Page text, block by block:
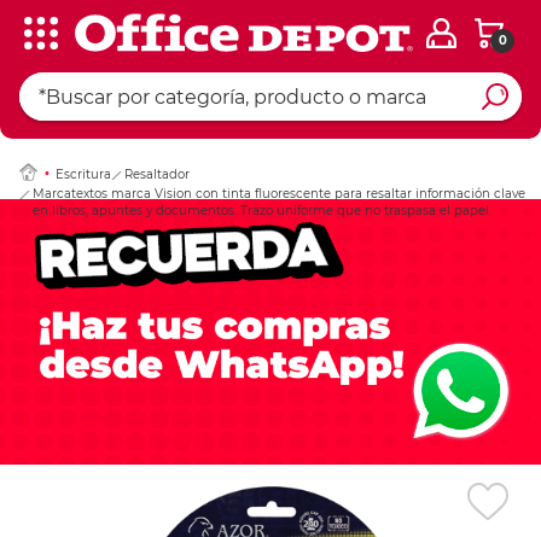
0
Escritura
Resaltador
Marcatextos marca Vision con tinta fluorescente para resaltar información clave
en libros, apuntes y documentos. Trazo uniforme que no traspasa el papel.
Ingresar Codigo